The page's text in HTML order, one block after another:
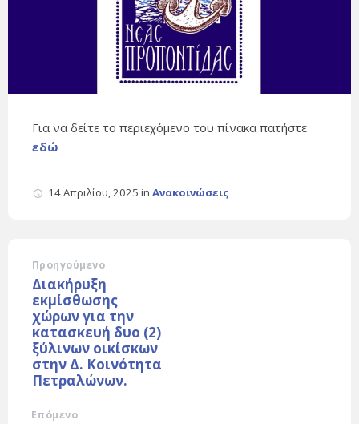
Για να δείτε το περιεχόμενο του πίνακα πατήστε
εδώ
14 Απριλίου, 2025 in Ανακοινώσεις
Προηγούμενο
Διακήρυξη
εκμίσθωσης
χώρων για την
κατασκευή δυο (2)
ξύλινων οικίσκων
στην Δ. Κοινότητα
Πετραλώνων.
Επόμενο